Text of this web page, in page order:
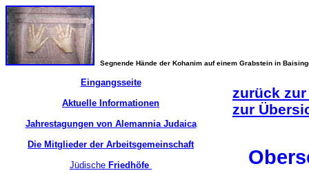
Segnende Hände der Kohanim auf einem Grabstein in
Eingangsseite
Aktuelle Informationen
Jahrestagungen von Alemannia Judaica
Die Mitglieder der Arbeitsgemeinschaft
Jüdische Friedhöfe
zurück
zur